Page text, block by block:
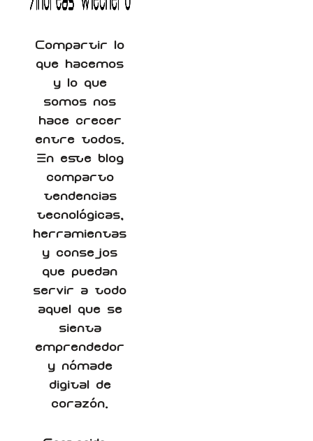
Compartir lo
que hacemos
y lo que
somos nos
hace crecer
entre todos.
En este blog
comparto
tendencias
tecnológicas,
herramientas
y consejos
que puedan
servir a todo
aquel que se
sienta
emprendedor
y nómade
digital de
corazón.